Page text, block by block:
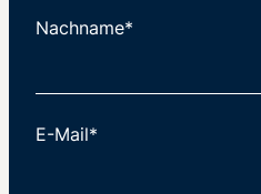
Nachname*
E-Mail*